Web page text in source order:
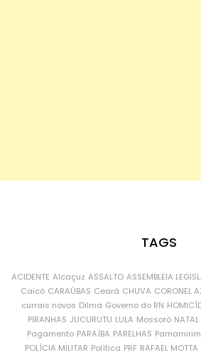
TAGS
ACIDENTE Alcaçuz ASSALTO ASSEMBLEIA
Caicó CARAÚBAS Ceará CHUVA CORONEL
currais novos Dilma Governo do RN
PIRANHAS JUCURUTU LULA Mossoró NATAL
Pagamento PARAÍBA PARELHAS Parnamirim
POLÍCIA MILITAR Política PRF RAFAEL MOTTA